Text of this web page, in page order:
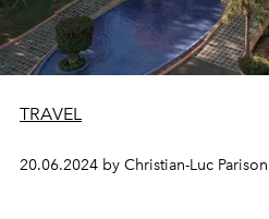
TRAVEL
20.06.2024 by Christian-Luc Parison